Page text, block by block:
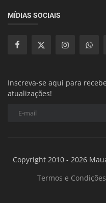
MÍDIAS SOCIAIS
Inscreva-se aqui para
atualizações!
Copyright 2010 - 2026
Termos e